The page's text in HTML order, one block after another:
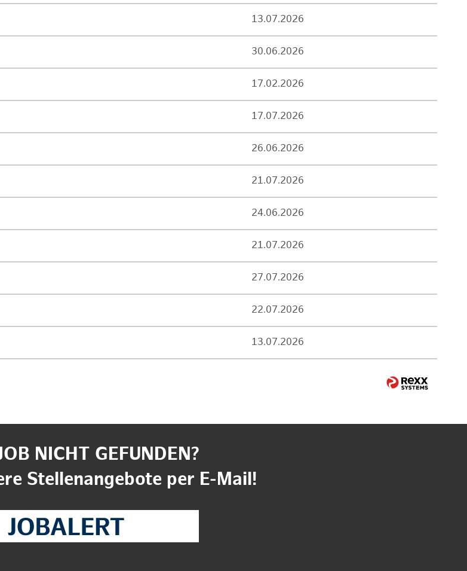
13.07.2026
30.06.2026
17.02.2026
17.07.2026
26.06.2026
21.07.2026
24.06.2026
21.07.2026
27.07.2026
22.07.2026
13.07.2026
NICHT GEFUNDEN?
Stellenangebote per E-Mail!